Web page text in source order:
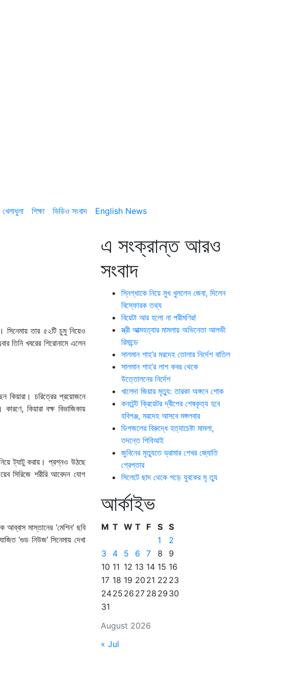
খেলাধুলা শিক্ষা ভিডিও সংবাদ English News
সিনেমায় তার ৫২টি চুমু নিয়েও
তিনি খবরের শিরোনামে এলেন
কিয়ারা। চরিত্রের প্রয়োজনে
কিয়ারা বক্ষ বিভাজিকায়
নিয়ে ট্যাটু করায়। প্রশ্নও উঠছে
সিরিজে শরীরি আবেদন যোগ
আব্বাস মাস্তানের ‘মেশিন’ ছবি
‘গুড নিউজ’ সিনেমায় দেখা
এ সংক্রান্ত আরও
সংবাদ
স্নিগ্ধাকে নিয়ে মুখ খুললেন জেবা, দিলেন
বিস্ফোরক তথ্য
বিয়েটা আর হলো না পরীমণির!
স্ত্রী আত্মহত্যার মামলায় অভিনেতা আলভী
রিমান্ডে
সালমান শাহ’র মরদেহ তোলার নির্দেশ বাতিল
সালমান শাহ’র লাশ কবর থেকে
উত্তোলনের নির্দেশ
খালেদা জিয়ার মৃত্যু: তারকা অঙ্গনে শোক
কনটেন্ট ক্রিয়েটর দ্বীপের শেষকৃত্য হবে
হবিগঞ্জ, মরদেহ আসবে মঙ্গলবার
ডিপজলের বিরুদ্ধে হত্যাচেষ্টা মামলা,
তদন্তে পিবিআই
জুবিনের মৃত্যুতে ড্রামার শেখর জ্যোতি
গ্রেপ্তার
সিলেটে ছাদ থেকে পড়ে যুবকের মৃ ত্যু
আর্কাইভ
August 2026
M T W T F S S
1
2
3
4 5 6 7 8
9
10 11 12 13 14 15 16
17 18 19 20 21 22 23
2425 26 27 28 29 30
31
« Jul